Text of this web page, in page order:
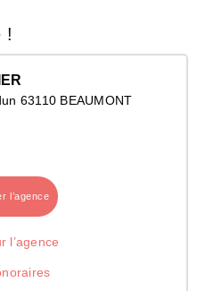
!
63110 BEAUMONT
l’agence
l’agence